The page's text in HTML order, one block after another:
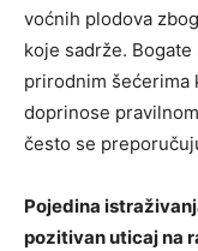
voćnih plodova
koje sadrže.
prirodnim šećerima
doprinose
često se
Pojedina
pozitivan uticaj na